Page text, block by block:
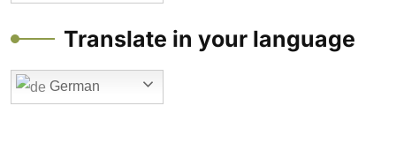
Translate in your language
German